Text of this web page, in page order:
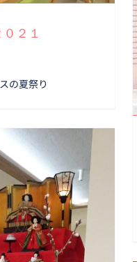
０２１
の夏祭り